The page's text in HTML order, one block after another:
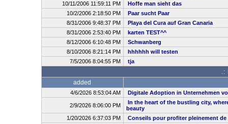
10/11/2006 11:59:11 PM
Hoffe man sieht das
10/2/2006 2:18:50 PM
Paar sucht Paar
8/31/2006 9:48:37 PM
Playa del Cura auf Gran Canaria
8/31/2006 2:53:40 PM
karten TEST^^
8/12/2006 6:10:48 PM
Schwanberg
8/10/2006 8:21:14 PM
hhhhhh will testen
7/5/2006 8:04:55 PM
tja
.:
added
4/6/2026 8:53:04 AM Digitale Adoption in Unternehmen
2/9/2026 8:06:00 PM
In the heart of the bustling city,
beauty
1/20/2026 6:37:03 PM
Conseils pour profiter pleinement de